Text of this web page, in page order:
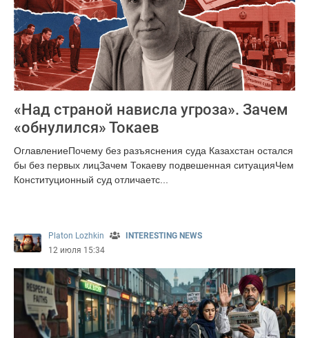
«Над страной нависла угроза». Зачем
«обнулился» Токаев
ОглавлениеПочему без разъяснения суда Казахстан остался
бы без первых лицЗачем Токаеву подвешенная ситуацияЧем
Конституционный суд отличаетс...
Platon Lozhkin
INTERESTING NEWS
12 июля 15:34